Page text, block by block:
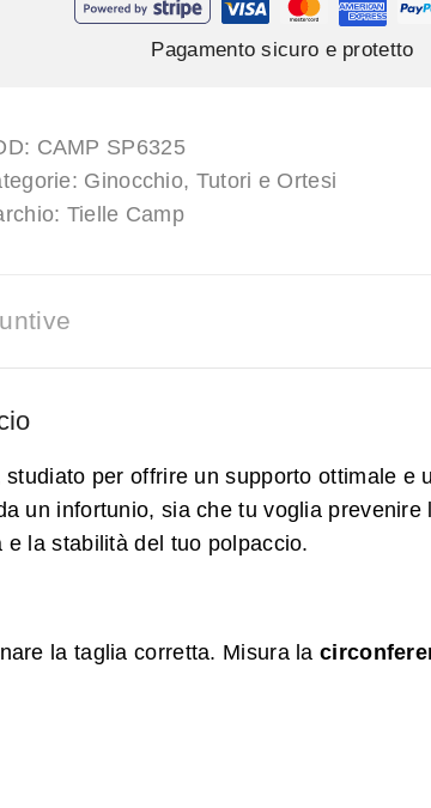
Pagamento sicuro e protetto
CAMP SP6325
Ginocchio, Tutori e Ortesi
Tielle Camp
per offrire un supporto ottimale e
un infortunio, sia che tu voglia prevenire
la stabilità del tuo polpaccio.
la taglia corretta. Misura la